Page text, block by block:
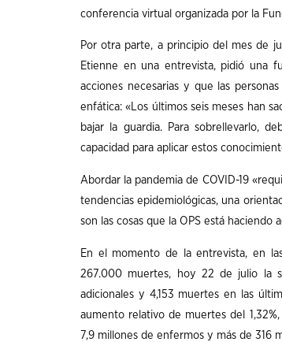
conferencia virtual organizada por la
Por otra parte, a principio del mes de
Etienne en una entrevista, pidió una
acciones necesarias y que las
enfática: «Los últimos seis meses han
bajar la guardia. Para sobrellevarlo,
capacidad para aplicar estos
Abordar la pandemia de COVID-19
tendencias epidemiológicas, una
son las cosas que la OPS está
En el momento de la entrevista, en
267.000 muertes, hoy 22 de julio la
adicionales y 4,153 muertes en las
aumento relativo de muertes del
7,9 millones de enfermos y más de 316